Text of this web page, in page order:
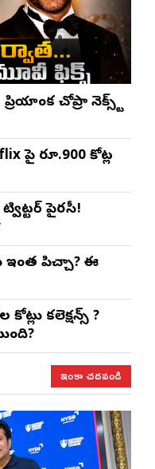
చోప్రా నెక్స్ట్
పై రూ.900 కోట్ల
పైరసీ!
ఇంత పిచ్చా? ఈ
కలెక్షన్స్ ?
ఇంకా చదవండి